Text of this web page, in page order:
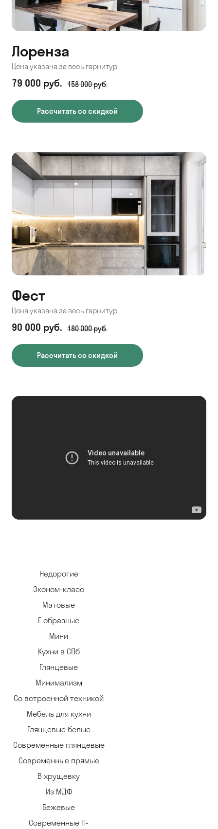
Лоренза
Цена указана за весь гарнитур
79 000 руб. 158 000 руб.
Рассчитать со скидкой
Фест
Цена указана за весь гарнитур
90 000 руб. 180 000 руб.
Рассчитать со скидкой
Недорогие
Эконом-класс
Матовые
Г-образные
Мини
Кухни в СПб
Глянцевые
Минимализм
Со встроенной техникой
Мебель для кухни
Глянцевые белые
Современные глянцевые
Современные прямые
В хрущевку
Из МДФ
Бежевые
Современные П-